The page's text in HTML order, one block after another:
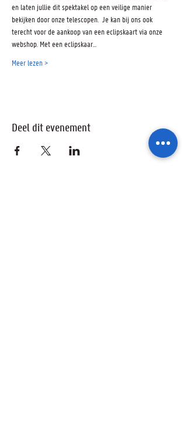
en laten jullie dit spektakel op een veilige manier
bekijken door onze telescopen.  Je kan bij ons ook
terecht voor de aankoop van een eclipskaart via onze
webshop. Met een eclipskaar…
Meer lezen >
Deel dit evenement